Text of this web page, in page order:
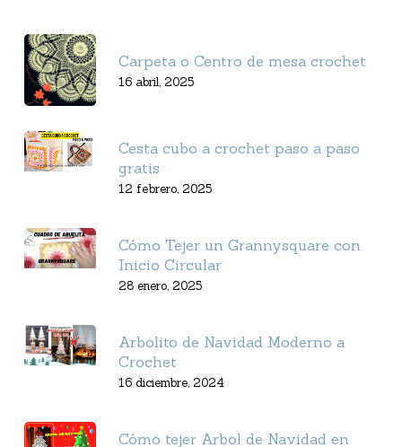
Carpeta o Centro de mesa crochet
16 abril, 2025
Cesta cubo a crochet paso a paso
gratis
12 febrero, 2025
Cómo Tejer un Grannysquare con
Inicio Circular
28 enero, 2025
Arbolito de Navidad Moderno a
Crochet
16 diciembre, 2024
Cómo tejer Arbol de Navidad en